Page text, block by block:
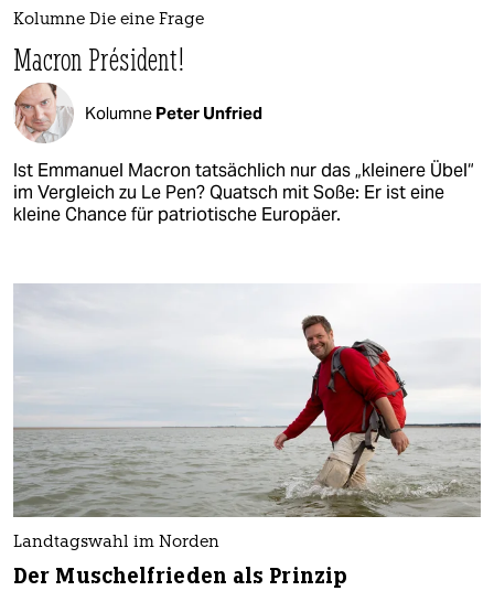
Kolumne Die eine Frage
Macron Président!
Kolumne Peter Unfried
Ist Emmanuel Macron tatsächlich nur das „kleinere Übel“
im Vergleich zu Le Pen? Quatsch mit Soße: Er ist eine
kleine Chance für patriotische Europäer.
Landtagswahl im Norden
Der Muschelfrieden als Prinzip